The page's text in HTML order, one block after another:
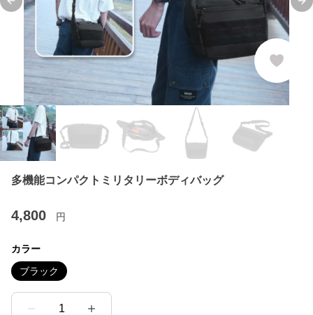
Previous slide
多機能コンパクトミリタリーボディバッグ
4,800 円
カラー
ブラック
1